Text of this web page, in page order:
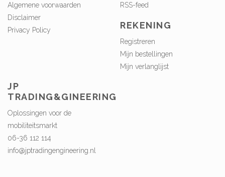
Algemene voorwaarden
Disclaimer
Privacy Policy
RSS-feed
REKENING
Registreren
Mijn bestellingen
Mijn verlanglijst
JP
TRADING&GINEERING
Oplossingen voor de
mobiliteitsmarkt
06-36 112 114
info@jptradingengineering.nl